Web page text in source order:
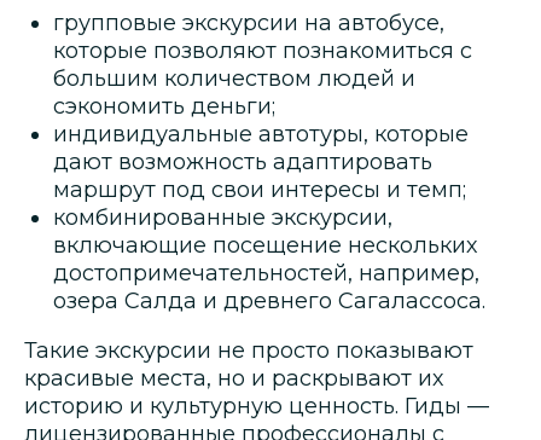
групповые экскурсии на автобусе,
которые позволяют познакомиться с
большим количеством людей и
сэкономить деньги;
индивидуальные автотуры, которые
дают возможность адаптировать
маршрут под свои интересы и темп;
комбинированные экскурсии,
включающие посещение нескольких
достопримечательностей, например,
озера Салда и древнего Сагалассоса.
Такие экскурсии не просто показывают
красивые места, но и раскрывают их
историю и культурную ценность. Гиды —
лицензированные профессионалы с